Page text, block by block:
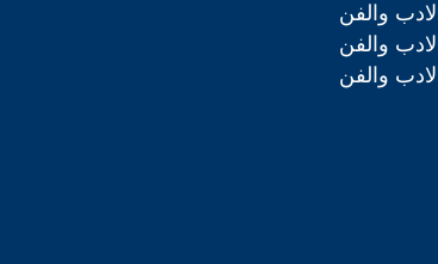
الادب والفن
الادب والفن
الادب والفن